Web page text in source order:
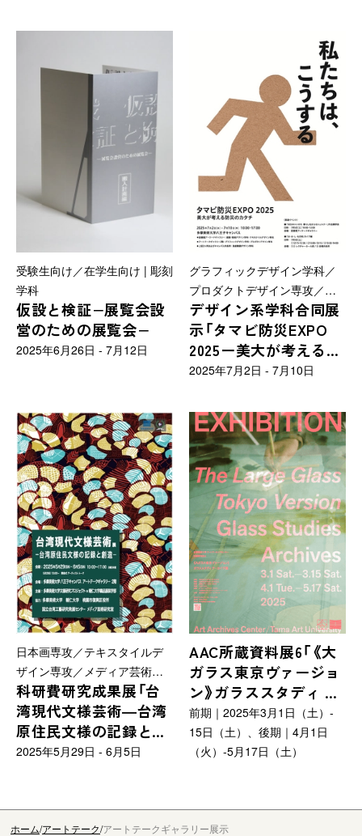
作家・アーティスト総
受験生向け／在学生向け | 彫刻
学科
仮設と検証−展覧会設
営のための展覧会−
2025年6月26日 - 7月12日
グラフィックデザイン学科／
プロダクトデザイン専攻／テ
キスタイルデザイン専攻／建
築・環境デザイン学科／演劇
舞踊コース／劇場美術デザイ
ンコース
デザイン系学科合同展
示「タマビ防災EXPO
2025ー美大が考える防
災のカタチー」
2025年7月2日 - 7月10日
日本画専攻／テキスタイルデ
ザイン専攻／メディア芸術コ
ース／リベラルアーツセンタ
ー
科研費研究成果展「台
湾現代文様芸術―台湾
原住民文様の記録と創
造―」
2025年5月29日 - 6月5日
AAC所蔵資料展6「《大
ガラス東京ヴァージョ
ン》ガラススタディ ア
ーカイヴ展」
前期｜2025年3月1日（土）‐
15日（土）、後期｜4月1日
（火）‐5月17日（土）
ホーム アートテーク アートテークギャラリー展示